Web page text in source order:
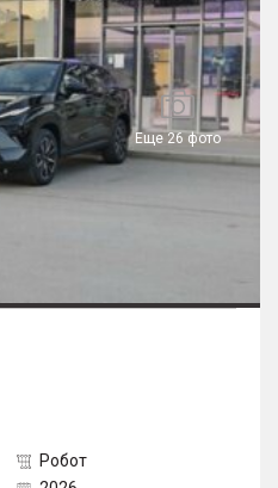
Еще 26 фото
Робот